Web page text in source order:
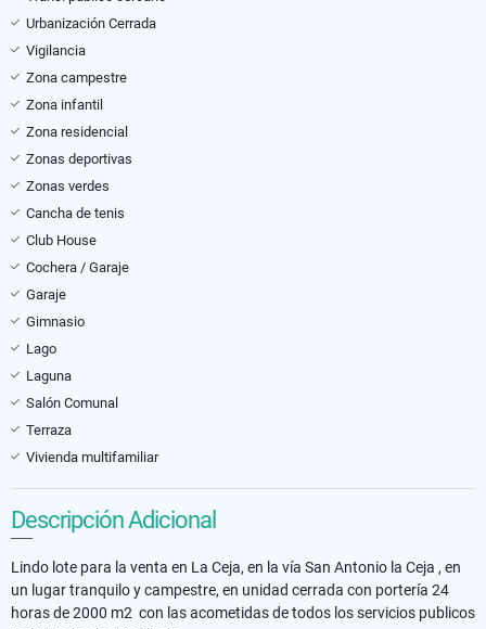
Urbanización Cerrada
Vigilancia
Zona campestre
Zona infantil
Zona residencial
Zonas deportivas
Zonas verdes
Cancha de tenis
Club House
Cochera / Garaje
Garaje
Gimnasio
Lago
Laguna
Salón Comunal
Terraza
Vivienda multifamiliar
Descripción Adicional
Lindo lote para la venta en La Ceja, en la vía San Antonio la Ceja , en
un lugar tranquilo y campestre, en unidad cerrada con portería 24
horas de 2000 m2 con las acometidas de todos los servicios publicos